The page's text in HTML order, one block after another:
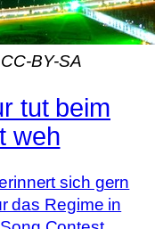
BY-SA
tut beim
weh
sich gern
das Regime in